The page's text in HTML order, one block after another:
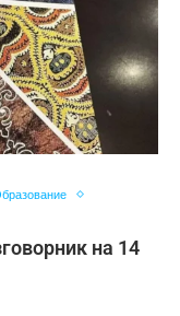
на 14